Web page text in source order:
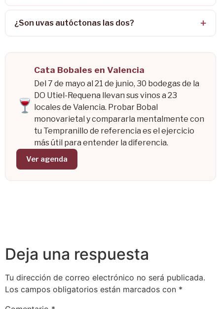
¿Son uvas autóctonas las dos?
Cata Bobales en Valencia
Del 7 de mayo al 21 de junio, 30 bodegas de la
DO Utiel-Requena llevan sus vinos a 23
locales de Valencia. Probar Bobal
monovarietal y compararla mentalmente con
tu Tempranillo de referencia es el ejercicio
más útil para entender la diferencia.
Ver agenda
Deja una respuesta
Tu dirección de correo electrónico no será publicada.
Los campos obligatorios están marcados con *